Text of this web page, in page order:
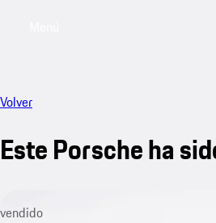
Volver
Este Porsche ha
vendido